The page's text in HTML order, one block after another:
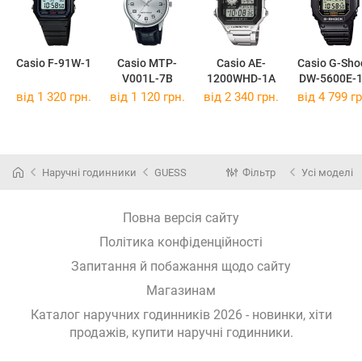
Casio F-91W-1
Casio MTP-
V001L-7B
Casio AE-
1200WHD-1A
Casio G-
DW-5600E-
від 1 320 грн. від 1 120 грн. від 2 340 грн. від 4 799
Наручні годинники GUESS Фільтр Усі моделі
Повна версія сайту
Політика конфіденційності
Запитання й побажання щодо сайту
Магазинам
Каталог наручних годинників 2026 - новинки, хіти
продажів, купити наручні годинники.